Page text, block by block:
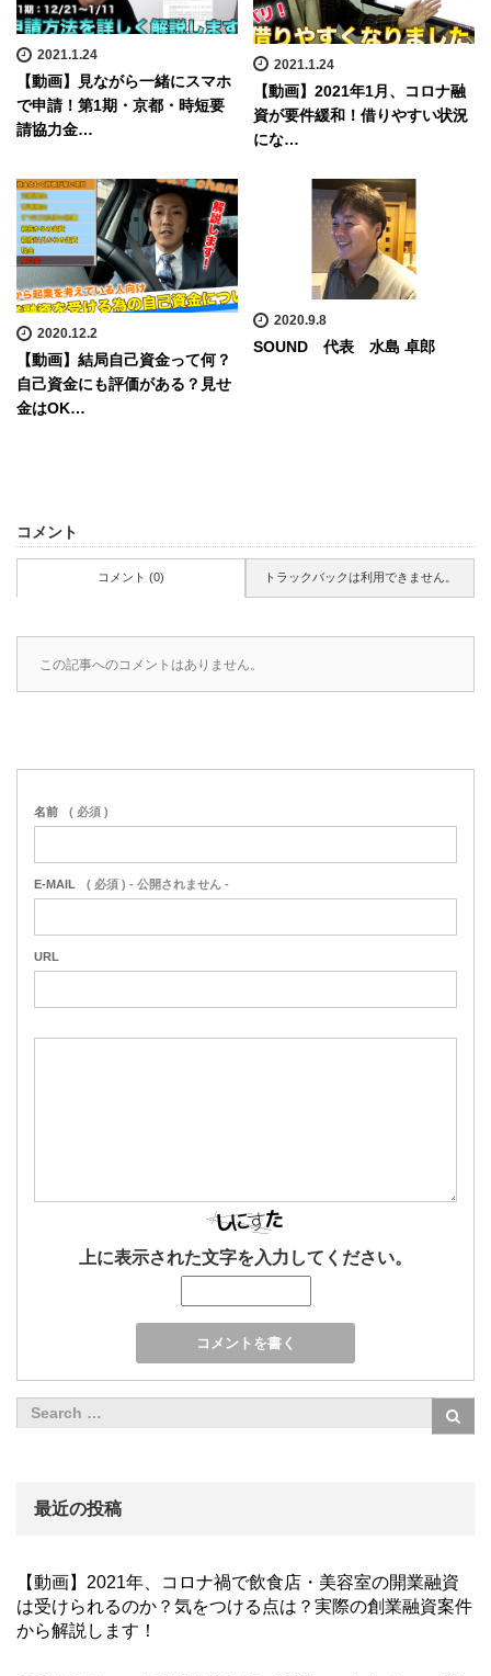
2021.1.24
【動画】見ながら一緒にスマホ
で申請！第1期・京都・時短要
請協力金…
2021.1.24
【動画】2021年1月、コロナ融
資が要件緩和！借りやすい状況
にな…
2020.12.2
【動画】結局自己資金って何？
自己資金にも評価がある？見せ
金はOK…
2020.9.8
SOUND 代表 水島 卓郎
コメント
コメント (0) トラックバックは利用できません。
この記事へのコメントはありません。
名前 ( 必須 )
E-MAIL ( 必須 ) - 公開されません -
URL
上に表示された文字を入力してください。
最近の投稿
【動画】2021年、コロナ禍で飲食店・美容室の開業融資
は受けられるのか？気をつける点は？実際の創業融資案件
から解説します！